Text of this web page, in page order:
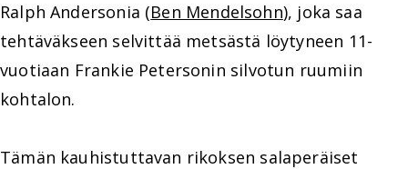
Ralph Andersonia (Ben Mendelsohn), joka saa
tehtäväkseen selvittää metsästä löytyneen 11-
vuotiaan Frankie Petersonin silvotun ruumiin
kohtalon.
Tämän kauhistuttavan rikoksen salaperäiset